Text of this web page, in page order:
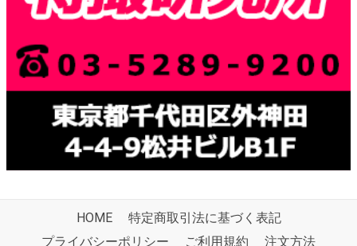
HOME
特定商取引法に基づく表記
プライバシーポリシー
ご利用規約 注文方法